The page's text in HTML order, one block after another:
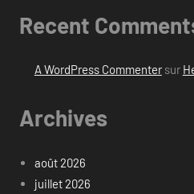
Recent
A WordPress Commentersur
Archives
août 2026
juillet 2026